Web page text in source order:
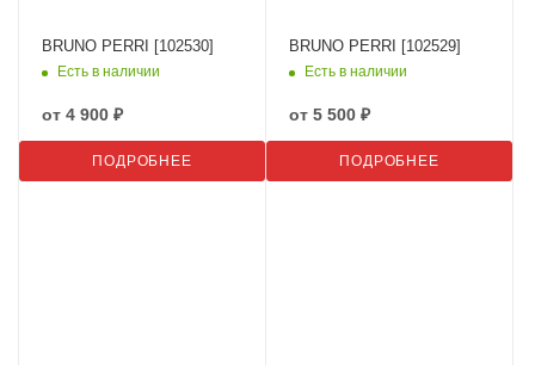
BRUNO PERRI [102530]
Есть в наличии
от 4 900 ₽
ПОДРОБНЕЕ
BRUNO PERRI [102529]
Есть в наличии
от 5 500 ₽
ПОДРОБНЕЕ